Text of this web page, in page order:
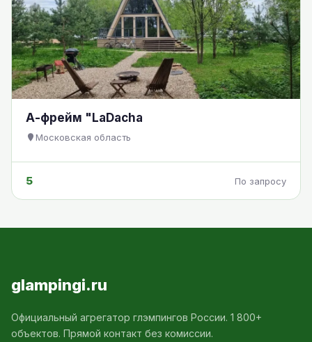
А-фрейм "LaDacha
Московская область
5 По запросу
glampingi.ru
Официальный агрегатор глэмпингов России. 1 800+
объектов. Прямой контакт без комиссии.